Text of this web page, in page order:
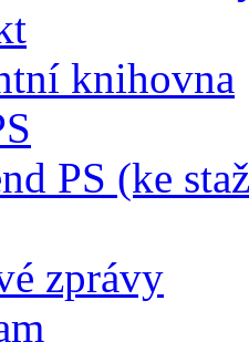
knihovna
PS (ke
zprávy